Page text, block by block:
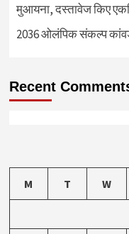
मुआयना, दस्तावेज किए
2036 ओलंपिक संकल्प कांवड़
Recent
M T W